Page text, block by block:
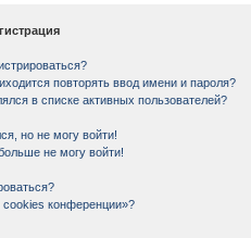
повторять ввод имени и пароля?
в списке активных пользователей?
но не могу войти!
не могу войти!
cookies конференции»?